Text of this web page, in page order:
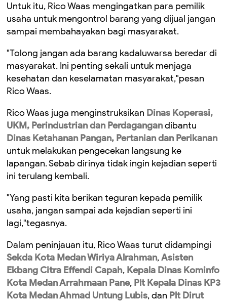
Untuk itu, Rico Waas mengingatkan para pemilik
usaha untuk mengontrol barang yang dijual jangan
sampai membahayakan bagi masyarakat.
"Tolong jangan ada barang kadaluwarsa beredar di
masyarakat. Ini penting sekali untuk menjaga
kesehatan dan keselamatan masyarakat,"pesan
Rico Waas.
Rico Waas juga menginstruksikan Dinas Koperasi,
UKM, Perindustrian dan Perdagangandibantu
Dinas Ketahanan Pangan, Pertanian dan Perikanan
untuk melakukan pengecekan langsung ke
lapangan. Sebab dirinya tidak ingin kejadian seperti
ini terulang kembali.
"Yang pasti kita berikan teguran kepada pemilik
usaha, jangan sampai ada kejadian seperti ini
lagi,"tegasnya.
Dalam peninjauan itu, Rico Waas turut didampingi
Sekda Kota Medan Wiriya Alrahman,Asisten
Ekbang Citra Effendi Capah, Kepala Dinas Kominfo
Kota Medan Arrahmaan Pane, Plt Kepala Dinas KP3
Kota Medan Ahmad Untung Lubis, dan Plt Dirut